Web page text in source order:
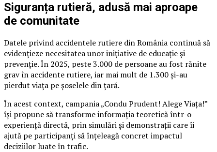
Siguranța rutieră, adusă mai aproape
de comunitate
Datele privind accidentele rutiere din România continuă să
evidențieze necesitatea unor inițiative de educație și
prevenție. În 2025, peste 3.000 de persoane au fost rănite
grav în accidente rutiere, iar mai mult de 1.300 și-au
pierdut viața pe șoselele din țară.
În acest context, campania „Condu Prudent! Alege Viața!”
își propune să transforme informația teoretică într-o
experiență directă, prin simulări și demonstrații care îi
ajută pe participanți să înțeleagă concret impactul
deciziilor luate în trafic.